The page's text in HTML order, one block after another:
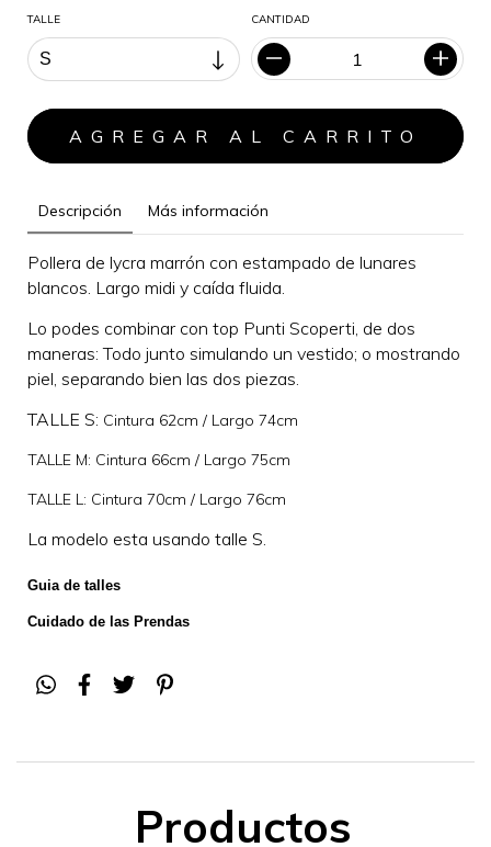
TALLE CANTIDAD
Descripción Más información
Pollera de lycra marrón con estampado de lunares
blancos. Largo midi y caída fluida.
Lo podes combinar con top Punti Scoperti, de dos
maneras: Todo junto simulando un vestido; o mostrando
piel, separando bien las dos piezas.
TALLE S: Cintura 62cm / Largo 74cm
TALLE M: Cintura 66cm / Largo 75cm
TALLE L: Cintura 70cm / Largo 76cm
La modelo esta usando talle S.
Guia de talles
Cuidado de las Prendas
Productos